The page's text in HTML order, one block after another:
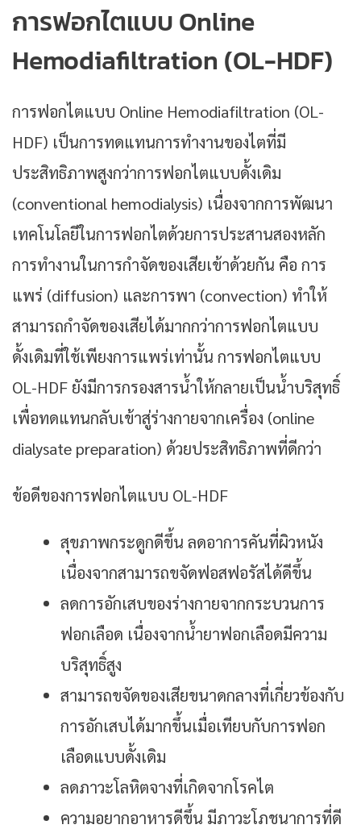
การฟอกไตแบบ Online
Hemodiafiltration (OL-HDF)
การฟอกไตแบบ Online Hemodiafiltration (OL-
HDF) เป็นการทดแทนการทำงานของไตที่มี
ประสิทธิภาพสูงกว่าการฟอกไตแบบดั้งเดิม
(conventional hemodialysis) เนื่องจากการพัฒนา
เทคโนโลยีในการฟอกไตด้วยการประสานสองหลัก
การทำงานในการกำจัดของเสียเข้าด้วยกัน คือ การ
แพร่ (diffusion) และการพา (convection) ทำให้
สามารถกำจัดของเสียได้มากกว่าการฟอกไตแบบ
ดั้งเดิมที่ใช้เพียงการแพร่เท่านั้น การฟอกไตแบบ
OL-HDF ยังมีการกรองสารน้ำให้กลายเป็นน้ำบริสุทธิ์
เพื่อทดแทนกลับเข้าสู่ร่างกายจากเครื่อง (online
dialysate preparation) ด้วยประสิทธิภาพที่ดีกว่า
ข้อดีของการฟอกไตแบบ OL-HDF
สุขภาพกระดูกดีขึ้น ลดอาการคันที่ผิวหนัง
เนื่องจากสามารถขจัดฟอสฟอรัสได้ดีขึ้น
ลดการอักเสบของร่างกายจากกระบวนการ
ฟอกเลือด เนื่องจากน้ำยาฟอกเลือดมีความ
บริสุทธิ์สูง
สามารถขจัดของเสียขนาดกลางที่เกี่ยวข้องกับ
การอักเสบได้มากขึ้นเมื่อเทียบกับการฟอก
เลือดแบบดั้งเดิม
ลดภาวะโลหิตจางที่เกิดจากโรคไต
ความอยากอาหารดีขึ้น มีภาวะโภชนาการที่ดี